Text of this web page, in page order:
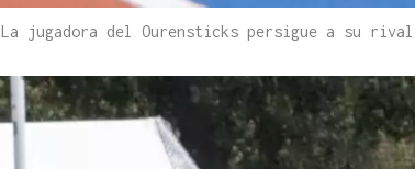
La jugadora del Ourensticks persigue a su rival